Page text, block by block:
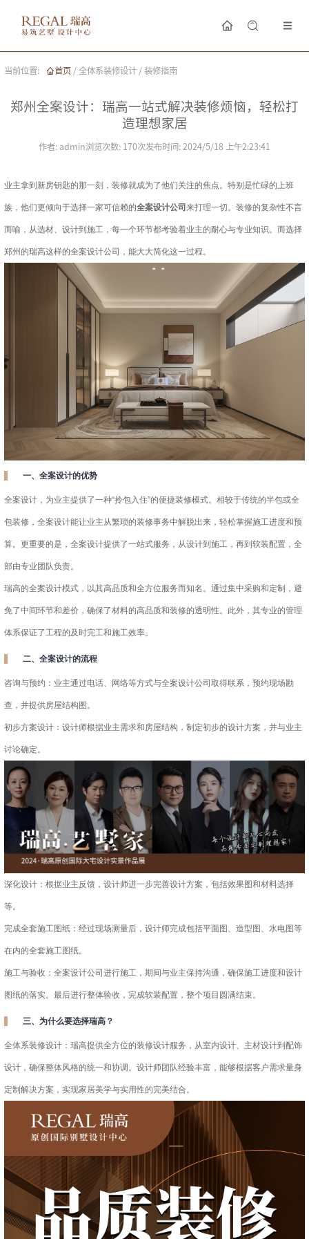
当前位置: 首页 / 全体系装修设计 / 装修指南
郑州全案设计：瑞高一站式解决装修烦恼，轻松打
造理想家居
作者: admin浏览次数: 170次发布时间: 2024/5/18 上午2:23:41
业主拿到新房钥匙的那一刻，装修就成为了他们关注的焦点。特别是忙碌的上班
族，他们更倾向于选择一家可信赖的全案设计公司来打理一切。装修的复杂性不言
而喻，从选材、设计到施工，每一个环节都考验着业主的耐心与专业知识。而选择
郑州的瑞高这样的全案设计公司，能大大简化这一过程。
一、全案设计的优势
全案设计，为业主提供了一种“拎包入住”的便捷装修模式。相较于传统的半包或全
包装修，全案设计能让业主从繁琐的装修事务中解脱出来，轻松掌握施工进度和预
算。更重要的是，全案设计提供了一站式服务，从设计到施工，再到软装配置，全
部由专业团队负责。
瑞高的全案设计模式，以其高品质和全方位服务而知名。通过集中采购和定制，避
免了中间环节和差价，确保了材料的高品质和装修的透明性。此外，其专业的管理
体系保证了工程的及时完工和施工效率。
二、全案设计的流程
咨询与预约：业主通过电话、网络等方式与全案设计公司取得联系，预约现场勘
查，并提供房屋结构图。
初步方案设计：设计师根据业主需求和房屋结构，制定初步的设计方案，并与业主
讨论确定。
深化设计：根据业主反馈，设计师进一步完善设计方案，包括效果图和材料选择
等。
完成全套施工图纸：经过现场测量后，设计师完成包括平面图、造型图、水电图等
在内的全套施工图纸。
施工与验收：全案设计公司进行施工，期间与业主保持沟通，确保施工进度和设计
图纸的落实。最后进行整体验收，完成软装配置，整个项目圆满结束。
三、为什么要选择瑞高？
全体系装修设计：瑞高提供全方位的装修设计服务，从室内设计、主材设计到配饰
设计，确保整体风格的统一和协调。设计师团队经验丰富，能够根据客户需求量身
定制解决方案，实现家居美学与实用性的完美结合。